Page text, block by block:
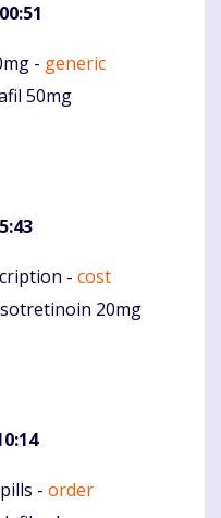
- generic
50mg
- cost
20mg
- order